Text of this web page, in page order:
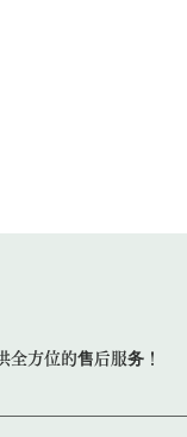
全方位的售后服务！